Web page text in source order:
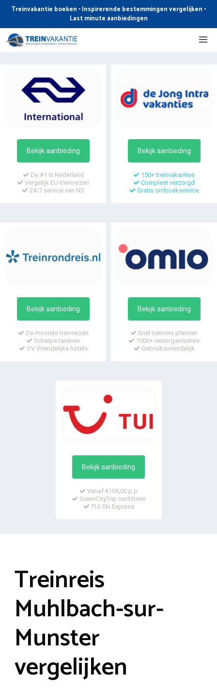
de
inhoud
Treinvakantie boeken • Inspirerende bestemmingen vergelijken •
Last minute aanbiedingen
Bekijk aanbieding
De #1 in Nederland
Vergelijk EU-treinreizen
24/7 service van NS
Bekijk aanbieding
150+ treinvakanties
Compleet verzorgd
Gratis omboekservice
Bekijk aanbieding
De mooiste treinreizen
Scherpe tarieven
OV Vriendelijke hotels
Bekijk aanbieding
Snel treinreis plannen
1000+ reisorganisaties
Gebruiksvriendelijk
Bekijk aanbieding
Vanaf €105,00 p.p
GreenCityTrip nachttrein
TUI Ski Express
Treinreis
Muhlbach-sur-
Munster
vergelijken